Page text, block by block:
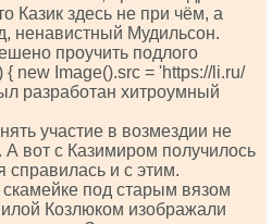
Казик здесь не при чём, а
ненавистный Мудильсон.
проучить подлого
{ nеw Imаgе().srс = 'httрs://li.ru/
разработан хитроумный
участие в возмездии не
А вот с Казимиром получилось
и с этим.
под старым вязом
Козлюком изображали